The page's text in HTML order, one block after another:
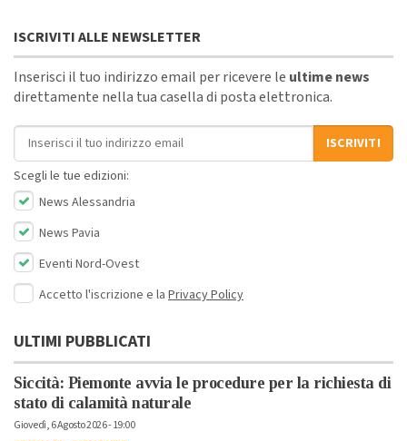
ISCRIVITI ALLE NEWSLETTER
Inserisci il tuo indirizzo email per ricevere le ultime news
direttamente nella tua casella di posta elettronica.
Indirizzo email
ISCRIVITI
Scegli le tue edizioni:
News Alessandria
News Pavia
Eventi Nord-Ovest
Accetto l'iscrizione e la Privacy Policy
ULTIMI PUBBLICATI
Siccità: Piemonte avvia le procedure per la richiesta di
stato di calamità naturale
Giovedì, 6 Agosto 2026 - 19:00